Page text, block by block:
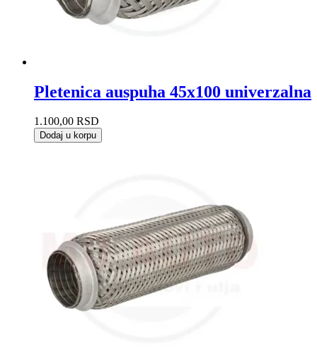
Pletenica auspuha 45x100 univerzalna
1.100,00 RSD
Dodaj u korpu